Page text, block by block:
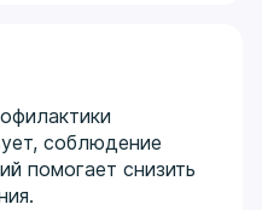
соблюдение
помогает снизить